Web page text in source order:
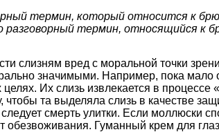
термин, который относится к
разговорный термин, относящийся к
слизням вред с моральной точки
значимыми. Например, пока мало
Их слизь извлекается в процессе
чтобы та выделяла слизь в качестве
смерть улитки. Если моллюски
обезвоживания. Гуманный крем для